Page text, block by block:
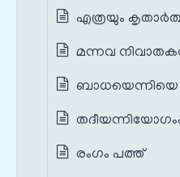
എത്രയും
മന്നവ
ബാധയെന്നിയെ
രംഗം പത്ത്